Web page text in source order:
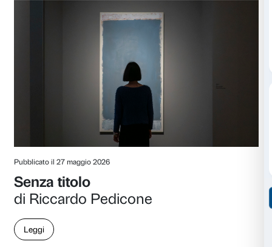
Contenere il Dionisiaco in
vampata di luce
di Silvano Petrosino